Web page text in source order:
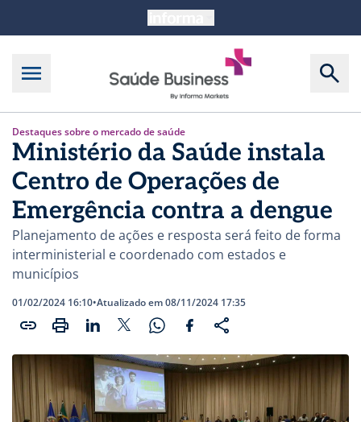
Destaques sobre o mercado de saúde
Ministério da Saúde instala
Centro de Operações de
Emergência contra a dengue
Planejamento de ações e resposta será feito de forma
interministerial e coordenado com estados e
municípios
01/02/2024 16:10•Atualizado em 08/11/2024 17:35